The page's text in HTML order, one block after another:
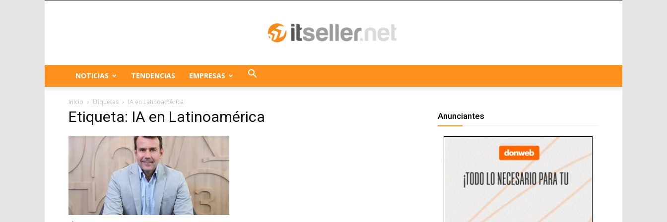
NOTICIAS TENDENCIAS EMPRESAS
Inicio Etiquetas IA en Latinoamérica
Etiqueta: IA en Latinoamérica Anunciantes